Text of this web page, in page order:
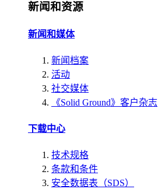
新闻和资源
新闻和媒体
新闻档案
活动
社交媒体
《Solid Ground》客户杂志
下载中心
技术规格
条款和条件
安全数据表（SDS）